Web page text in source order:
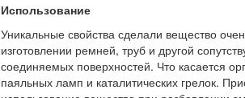
Использование
Уникальные свойства сделали вещество
изготовлении ремней, труб и другой
соединяемых поверхностей. Что касается
паяльных ламп и каталитических грелок.